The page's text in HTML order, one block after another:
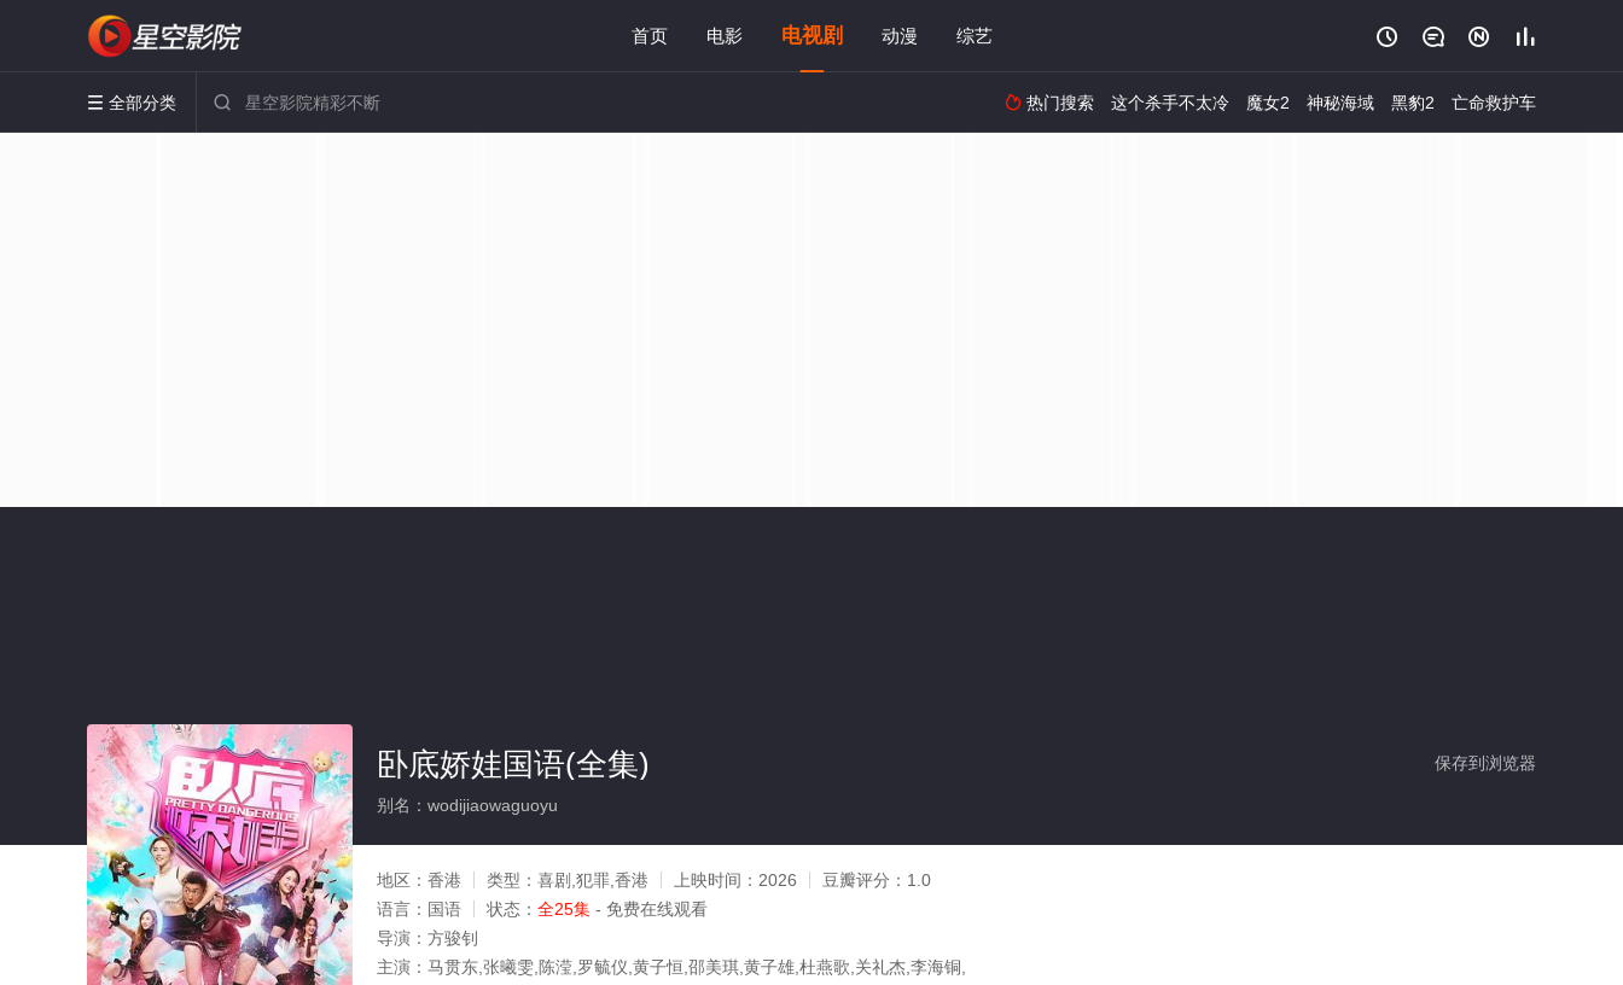
首页 电影 电视剧 动漫 综艺    
 全部分类   热门搜索 这个杀手不太冷 魔女2 神秘海域 黑豹2 亡命救护车
保存到浏览器
卧底娇娃国语(全集)
别名：wodijiaowaguoyu
地区： 香港 类型： 喜剧,犯罪,香港 上映时间： 2026 豆瓣评分： 1.0
语言： 国语 状态： 全25集 - 免费在线观看
导演： 方骏钊
主演： 马贯东,张曦雯,陈滢,罗毓仪,黄子恒,邵美琪,黄子雄,杜燕歌,关礼杰,李海铜,